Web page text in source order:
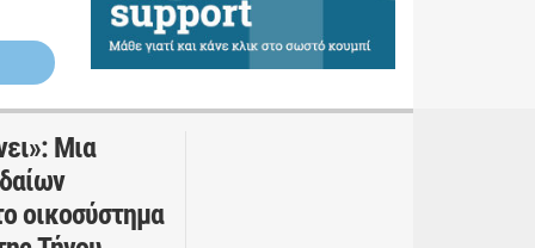
Μια
οικοσύστημα